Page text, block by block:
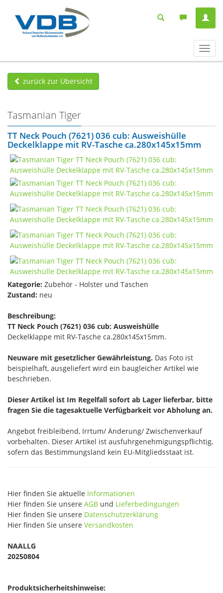
ein-/
zurück zur Übersicht
Tasmanian Tiger
TT Neck Pouch (7621) 036 cub: Ausweishülle
Deckelklappe mit RV-Tasche ca.280x145x15mm
Kategorie: Zubehör - Holster und Taschen
Zustand: neu
Beschreibung:
TT Neck Pouch (7621) 036 cub: Ausweishülle
Deckelklappe mit RV-Tasche ca.280x145x15mm.
Neuware mit gesetzlicher Gewährleistung. Das Foto ist
beispielhaft, ausgeliefert wird ein baugleicher Artikel wie
beschrieben.
Dieser Artikel ist Im Regelfall sofort ab Lager lieferbar, bitte
fragen Sie die tagesaktuelle Verfügbarkeit vor Abholung an.
Angebot freibleibend, Irrtum/ Änderung/ Zwischenverkauf
vorbehalten. Dieser Artikel ist ausfuhrgenehmigungspflichtig,
sofern das Bestimmungsland kein EU-Mitgliedsstaat ist.
Hier finden Sie aktuelle Informationen
Hier finden Sie unsere AGB und Lieferbedingungen
Hier finden Sie unsere Datenschutzerklärung
Hier finden Sie unsere Versandkosten
NAALLG
20250804
Produktsicherheitshinweise: